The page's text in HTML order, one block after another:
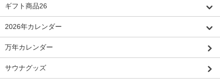
ギフト商品26
2026年カレンダー
万年カレンダー
サウナグッズ